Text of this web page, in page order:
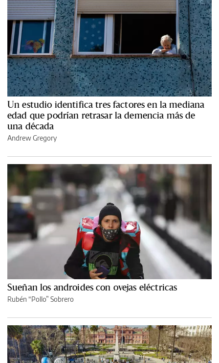
Un estudio identifica tres factores en la mediana
edad que podrían retrasar la demencia más de
una década
Andrew Gregory
Sueñan los androides con ovejas eléctricas
Rubén “Pollo” Sobrero